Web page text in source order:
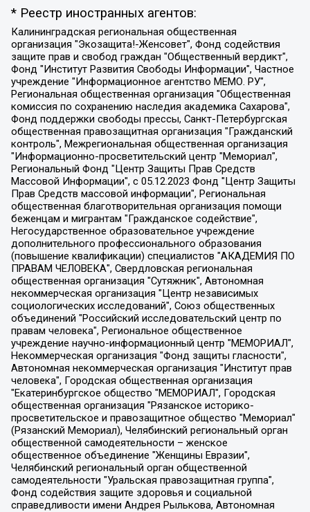
* Реестр иностранных агентов:
Калининградская региональная общественная организация "Экозащита!-Женсовет", Фонд содействия защите прав и свобод граждан "Общественный вердикт", Фонд "Институт Развития Свободы Информации", Частное учреждение "Информационное агентство МЕМО. РУ", Региональная общественная организация "Общественная комиссия по сохранению наследия академика Сахарова", Фонд поддержки свободы прессы, Санкт-Петербургская общественная правозащитная организация "Гражданский контроль", Межрегиональная общественная организация "Информационно-просветительский центр "Мемориал", Региональный Фонд "Центр Защиты Прав Средств Массовой Информации", с 05.12.2023 Фонд "Центр Защиты Прав Средств массовой информации", Региональная общественная благотворительная организация помощи беженцам и мигрантам "Гражданское содействие", Негосударственное образовательное учреждение дополнительного профессионального образования (повышение квалификации) специалистов "АКАДЕМИЯ ПО ПРАВАМ ЧЕЛОВЕКА", Свердловская региональная общественная организация "Сутяжник", Автономная некоммерческая организация "Центр независимых социологических исследований", Союз общественных объединений "Российский исследовательский центр по правам человека", Региональное общественное учреждение научно-информационный центр "МЕМОРИАЛ", Некоммерческая организация "Фонд защиты гласности", Автономная некоммерческая организация "Институт прав человека", Городская общественная организация "Екатеринбургское общество "МЕМОРИАЛ", Городская общественная организация "Рязанское историко-просветительское и правозащитное общество "Мемориал" (Рязанский Мемориал), Челябинский региональный орган общественной самодеятельности – женское общественное объединение "Женщины Евразии", Челябинский региональный орган общественной самодеятельности "Уральская правозащитная группа", Фонд содействия защите здоровья и социальной справедливости имени Андрея Рылькова, Автономная Некоммерческая Организация "Аналитический Центр Юрия Левады", Автономная некоммерческая организация социальной поддержки населения "Проект Апрель", Региональная общественная организация помощи женщинам и детям, находящимся в кризисной ситуации "Информационно-методический центр "Анна", Фонд содействия развитию массовых коммуникаций и правовому просвещению "Так-так-Так", Фонд содействия устойчивому развитию "Серебряная тайга", Свердловский региональный общественный фонд социальных проектов "Новое время", "Idel.Реалии", Кавказ.Реалии, Крым.Реалии, Телеканал Настоящее Время, Татаро-башкирская служба Радио Свобода (Azatliq Radiosi), Радио Свободная Европа/Радио Свобода (PCE/PC), "Сибирь.Реалии", "Фактограф", Благотворительный фонд помощи осужденным и их семьям, Автономная некоммерческая организация "Институт глобализации и социальных движений", Фонд "В защиту прав заключенных", Частное учреждение "Центр поддержки и содействия развитию средств массовой информации", Пензенский региональный общественный благотворительный фонд "Гражданский союз", "Север.Реалии", Некоммерческая организация Фонд "Правовая инициатива", Общество с ограниченной ответственностью "Радио Свободная Европа/Радио Свобода", Чешское информационное агентство "MEDIUM-ORIENT", Красноярская региональная общественная организация "Мы против СПИДа", Камалягин Денис Николаевич, Маркелов Сергей Евгеньевич, Пономарев Лев Александрович, Савицкая Людмила Алексеевна, Автономная некоммерческая организация "Центр по работе с проблемой насилия "НАСИЛИЮ.НЕТ", Межрегиональный профессиональный союз работников здравоохранения "Альянс врачей", Юридическое лицо, зарегистрированное в Латвийской Республике, SIA "Medusa Project" (регистрационный номер 40103797863, дата регистрации 10.06.2014), Некоммерческая организация "Фонд по борьбе с коррупцией", Автономная некоммерческая организация "Институт права и публичной политики", Баданин Роман Сергеевич, Гликин Максим Александрович, Железнова Мария Михайловна, Лукьянова Юлия Сергеевна, Маетная Елизавета Витальевна, Маняхин Петр Борисович, Чуракова Ольга Владимировна, Ярош Юлия Петровна, Юридическое лицо "The Insider SIA", зарегистрированное в Риге, Латвийская Республика (дата регистрации 26.06.2015), являющееся администратором доменного имени интернет-издания "The Insider SIA", https://theins.ru, Постернак Алексей Евгеньевич, Рубин Михаил Аркадьевич, Анин Роман Александрович, Юридическое лицо Istories fonds, зарегистрированное в Латвийской Республике (регистрационный номер 50008295751, дата регистрации 24.02.2020), Великовский Дмитрий Александрович, Долинина Ирина Николаевна, Мароховская Алеся Алексеевна, Шлейнов Роман Юрьевич, Шмагун Олеся Валентиновна, Общество с ограниченной ответственностью "Альтаир 2021", Общество с ограниченной ответственностью "Вега 2021", Общество с ограниченной ответственностью "Главный редактор 2021", Общество с ограниченной ответственностью "Ромашки монолит", Важенков Артем Валерьевич, Ивановская областная общественная организация "Центр гендерных исследований", Гурман Юрий Альбертович, Медиапроект "ОВД-Инфо", Егоров Владимир Владимирович, Жилинский Владимир Александрович, Общество с ограниченной ответственностью "ЗП", Иванова София Юрьевна, Карезина Инна Павловна, Кильтау Екатерина Викторовна, Петров Алексей Викторович, Пискунов Сергей Евгеньевич, Смирнов Сергей Сергеевич, Тихонов Михаил Сергеевич, Общество с ограниченной ответственностью "ЖУРНАЛИСТ-ИНОСТРАННЫЙ АГЕНТ", Арапова Галина Юрьевна, Вольтская Татьяна Анатольевна, Американская компания "Mason G.E.S. Anonymous Foundation" (США), являющаяся владельцем интернет-издания https://mnews.world/, Компания "Stichting Bellingcat", зарегистрированная в Нидерландах (дата регистрации 11.07.2018), Захаров Андрей Вячеславович, Клепиковская Екатерина Дмитриевна, Общество с ограниченной ответственностью "МЕМО", Перл Роман Александрович, Симонов Евгений Алексеевич, Соловьева Елена Анатольевна, Сотников Даниил Владимирович, Сурначева Елизавета Дмитриевна, Автономная некоммерческая организация по защите прав человека и информированию населения "Якутия – Наше Мнение", Общество с ограниченной ответственностью "Москоу диджитал медиа", с 26.01.2023 Общество с ограниченной ответственностью "Чайка Белые сады", Ветошкина Валерия Валерьевна, Заговора Максим Александрович, Межрегиональное общественное движение "Российская ЛГБТ - сеть", Оленичев Максим Владимирович, Павлов Иван Юрьевич, Скворцова Елена Сергеевна, Общество с ограниченной ответственностью "Как бы инагент", Кочетков Игорь Викторович, Общество с ограниченной ответственностью "Честные выборы", Еланчик Олег Александрович, Общество с ограниченной ответственностью "Нобелевский призыв", Гималова Регина Эмилевна, Григорьев Андрей Валерьевич, Григорьева Алина Александровна, Ассоциация по содействию защите прав призывников, альтернативнослужащих и военнослужащих "Правозащитная группа "Гражданин.Армия.Право", Хисамова Регина Фаритовна, Автономная некоммерческая организация по реализации социально-правовых программ "Лилит", Дальневосточное общественное движение "Маяк", Санкт-Петербургская ЛГБТ-инициативная группа "Выход", Инициативная группа ЛГБТ+ "Реверс", Алексеев Андрей Викторович, Бекбулатова Таисия Львовна, Беляев Иван Михайлович, Владыкина Елена Сергеевна, Гельман Марат Александрович, Никульшина Вероника Юрьевна, Толоконникова Надежда Андреевна, Шендерович Виктор Анатольевич, Общество с ограниченной ответственностью "Данное сообщение", Общество с ограниченной ответственностью Издательский дом "Новая глава", Айнбиндер Александра Александровна, Московский комьюнити-центр для ЛГБТ+инициатив, Благотворительный фонд развития филантропии, Deutsche Welle (Германия, Kurt-Schumacher-Strasse 3, 53113 Bonn), Борзунова Мария Михайловна, Воробьев Виктор Викторович, Голубева Анна Львовна, Константинова Алла Михайловна, Малкова Ирина Владимировна, Мурадов Мурад Абдулгалимович, Осетинская Елизавета Николаевна, Понасенков Евгений Николаевич, Ганапольский Матвей Юрьевич, Киселев Евгений Алексеевич, Борухович Ирина Григорьевна, Дремин Иван Тимофеевич, Дубровский Дмитрий Викторович, Красноярская региональная общественная организация поддержки и развития альтернативных образовательных технологий и межкультурных коммуникаций "ИНТЕРРА", Маяковская Екатерина Алексеевна, Фейгин Марк Захарович, Филимонов Андрей Викторович, Дзугкоева Регина Николаевна, Доброхотов Роман Александрович, Дудь Юрий Александрович, Елкин Сергей Владимирович, Кругликов Кирилл Игоревич, Сабунаева Мария Леонидовна, Семенов Алексей Владимирович, Шаинян Карен Багратович, Шульман Екатерина Михайловна, Асафьев Артур Валерьевич, Вахштайн Виктор Семенович, Венедиктов Алексей Алексеевич, Лушникова Екатерина Евгеньевна, Волков Леонид Михайлович, Невзоров Александр Глебович, Пархоменко Сергей Борисович, Сироткин Ярослав Николаевич, Кара-Мурза Владимир Владимирович, Баранова Наталья Владимировна, Гозман Леонид Яковлевич, Кагарлицкий Борис Юльевич, Климарев Михаил Валерьевич, Милов Владимир Станиславович, Автономная некоммерческая организация Краснодарский центр современного искусства "Типография", Моргенштерн Алишер Тагирович, Соболь Любовь Эдуардовна, Общество с ограниченной ответственностью "ЛИЗА НОРМ", Каспаров Гарри Кимович, Ходорковский Михаил Борисович, Общество с ограниченной ответственностью "Апрельские тезисы", Данилович Ирина Брониславовна, Кашин Олег Владимирович, Петров Николай Владимирович, Пивоваров Алексей Владимирович, Соколов Михаил Владимирович, Цветкова Юлия Владимировна, Чичваркин Евгений Александрович, Комитет против пыток/Команда против пыток, Общество с ограниченной ответственностью "Первый научный", Общество с ограниченной ответственностью "Вертолет и ко", Белоцерковская Вероника Борисовна, Кац Максим Евгеньевич, Лазарева Татьяна Юрьевна, Шаведдинов Руслан Табризович, Яшин Илья Валерьевич, Общество с ограниченной ответственностью "Иноагент ААВ", Алешковский Дмитрий Петрович, Альбац Евгения Марковна, Быков Дмитрий Львович, Галямина Юлия Евгеньевна, Лойко Сергей Леонидович, Мартынов Кирилл Константинович, Медведев Сергей Александрович, Крашенинников Федор Геннадиевич, Гордеева Катерина Вл